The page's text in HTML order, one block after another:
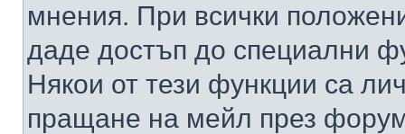
мнения. При всички
даде достъп до специални
Някои от тези функции са
пращане на мейл през